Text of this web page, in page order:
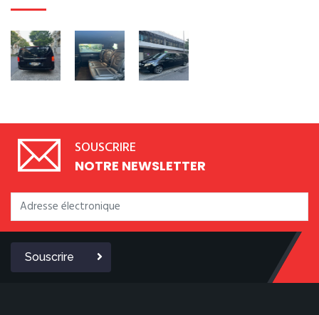
SOUSCRIRE
NOTRE NEWSLETTER
Souscrire